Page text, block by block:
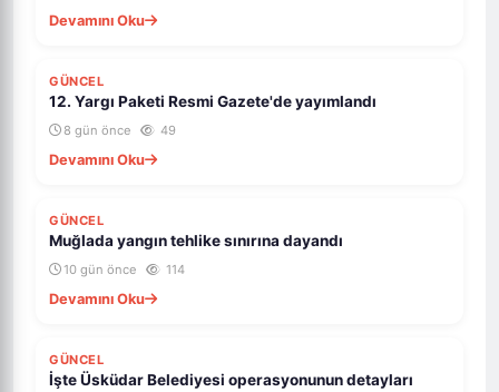
Devamını Oku
GÜNCEL
12. Yargı Paketi Resmi Gazete'de yayımlandı
8 gün önce 49
Devamını Oku
GÜNCEL
Muğlada yangın tehlike sınırına dayandı
10 gün önce 114
Devamını Oku
GÜNCEL
İşte Üsküdar Belediyesi operasyonunun detayları